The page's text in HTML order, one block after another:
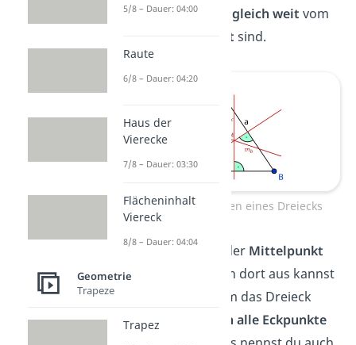
des Dreiecks alle gleich weit vom
entfernt sind.
Mittelsenkrechten eines Dreiecks
Der Punkt M ist der Mittelpunkt
des Dreiecks
. Von dort aus kannst
um das Dreieck
ziehen, der
durch alle Eckpunkte
5/8 – Dauer: 04:00
Raute
6/8 – Dauer: 04:20
Haus der
Vierecke
7/8 – Dauer: 03:30
Flächeninhalt
Viereck
8/8 – Dauer: 04:04
Geometrie
Trapeze
Trapez